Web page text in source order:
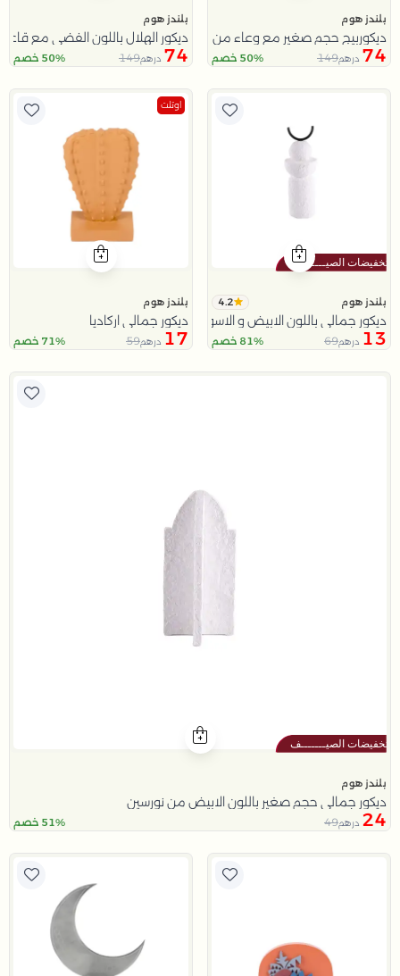
بلندز هوم
ديكوربيج حجم صغير مع وعاء من نقاء
74 درهم149 50% خصم
بلندز هوم
ديكور الهلال باللون الفضي مع
74 درهم149 50% خصم
بلندز هوم 4.2
ديكور جمالي باللون الابيض و الاسود من نورسين
13 درهم69 81% خصم
اوتلت
بلندز هوم
ديكور جمالي اركاديا
17 درهم59 71% خصم
بلندز هوم
ديكور جمالي حجم صغير باللون الابيض من نورسين
24 درهم49 51% خصم